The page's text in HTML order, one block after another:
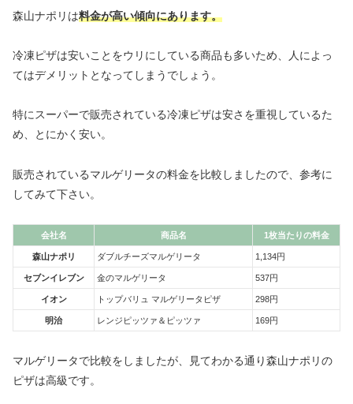
森山ナポリは料金が高い傾向にあります。
冷凍ピザは安いことをウリにしている商品も多いため、人によっ
てはデメリットとなってしまうでしょう。
特にスーパーで販売されている冷凍ピザは安さを重視しているた
め、とにかく安い。
販売されているマルゲリータの料金を比較しましたので、参考に
してみて下さい。
会社名 商品名 1枚当たりの料金
森山ナポリ ダブルチーズマルゲリータ 1,134円
セブンイレブン 金のマルゲリータ 537円
イオン トップバリュ マルゲリータピザ 298円
明治 レンジピッツァ＆ピッツァ 169円
マルゲリータで比較をしましたが、見てわかる通り森山ナポリの
ピザは高級です。